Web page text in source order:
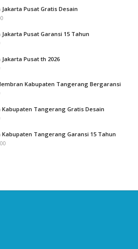
Pusat Gratis Desain
Pusat Garansi 15 Tahun
Pusat th 2026
Kabupaten Tangerang Bergaransi
Tangerang Gratis Desain
Tangerang Garansi 15 Tahun